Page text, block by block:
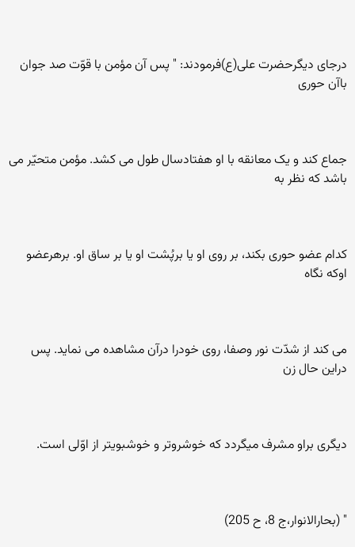
درجای ديگرحضرت علی(ع)فرمودند: " پس آن مؤمن با قوّت صد جوان
باآن حوری
جماع کند و يک معانقه با او هفتادسال طول می کشد. مؤمن متحيّر می
باشد که نظر به
کدام عضو حوری بکند، بر روی او يا برپُشت او يا بر ساق او. برهرعضو
اوکه نگاه
می کند از شدّت نور وصفا، روی خودرا درآن مشاهده می نمايد. پس
دراين حال زن
ديگری براو مشرف ميگردد که خوشروتر و خوشبويتر از اوّلی است.
" (بحارالانوار،ج 8، ح 205)